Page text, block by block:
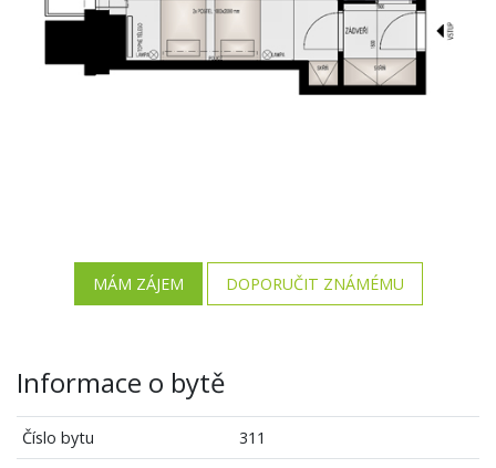
MÁM ZÁJEM DOPORUČIT ZNÁMÉMU
Informace o bytě
Číslo bytu
311